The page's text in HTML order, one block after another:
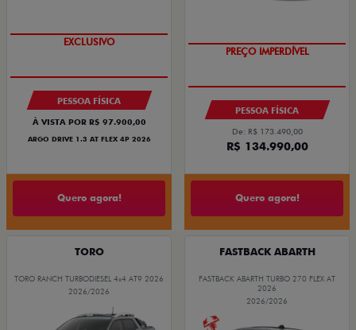
OPORTUNIDADE
PESSOA FÍSICA
À VISTA POR R$ 97.900,00
ARGO DRIVE 1.3 AT FLEX 4P 2026
Quero agora!
OPORTUNIDADE
PESSOA FÍSICA
De: R$ 173.490,00
R$ 134.990,00
Quero agora!
TORO
TORO RANCH TURBODIESEL 4x4 AT9 2026
2026/2026
FASTBACK ABARTH
FASTBACK ABARTH TURBO 270 FLEX AT
2026
2026/2026